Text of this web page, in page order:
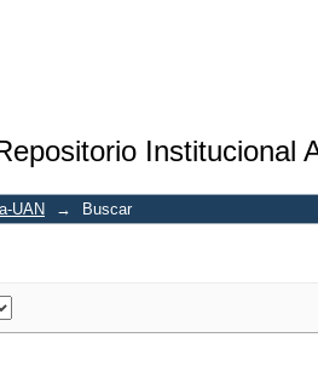
Institucional
UAN → Buscar